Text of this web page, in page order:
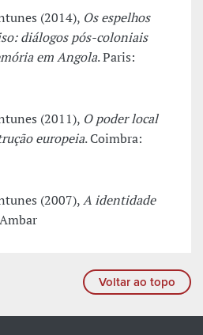
(2014), Os espelhos
diálogos pós-coloniais
em Angola. Paris:
(2011), O poder local
europeia. Coimbra:
(2007),A identidade
Voltar ao topo